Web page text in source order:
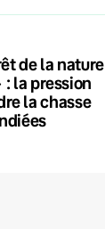
de la nature
: la pression
la chasse